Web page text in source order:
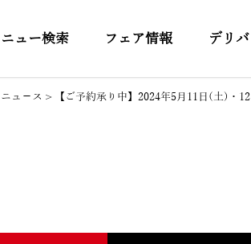
ュー検索 フェア情報 デリ
ニュ－ス > 【ご予約承り中】2024年5月11日(土)・